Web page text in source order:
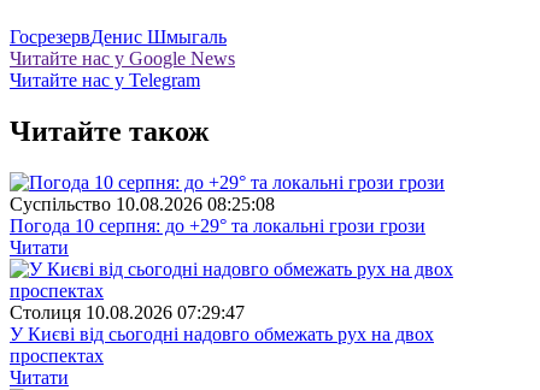
ГосрезервДенис Шмыгаль
Читайте нас у Google News
Читайте нас у Telegram
Читайте також
Суспiльство 10.08.2026 08:25:08
Погода 10 серпня: до +29° та локальні грози грози
Читати
Столиця 10.08.2026 07:29:47
У Києві від сьогодні надовго обмежать рух на двох
проспектах
Читати